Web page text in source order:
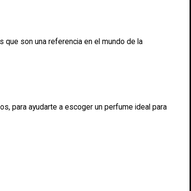
son una referencia en el mundo de la
para ayudarte a escoger un perfume ideal para